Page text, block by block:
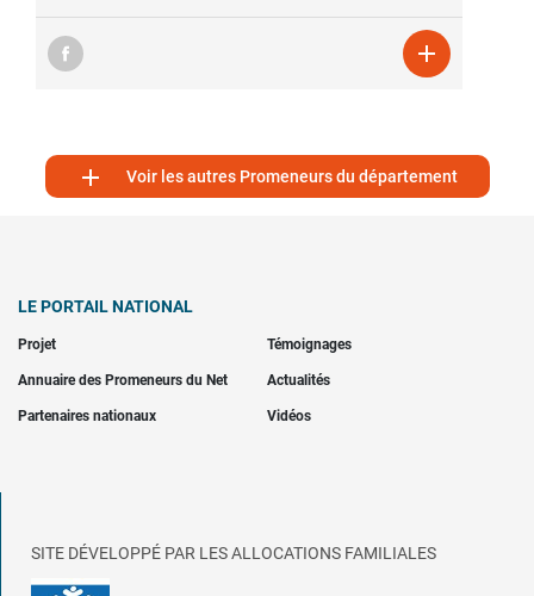

 Voir les autres Promeneurs du département
LE PORTAIL NATIONAL
Projet Témoignages
Annuaire des Promeneurs du Net Actualités
Partenaires nationaux Vidéos
SITE DÉVELOPPÉ PAR LES ALLOCATIONS FAMILIALES